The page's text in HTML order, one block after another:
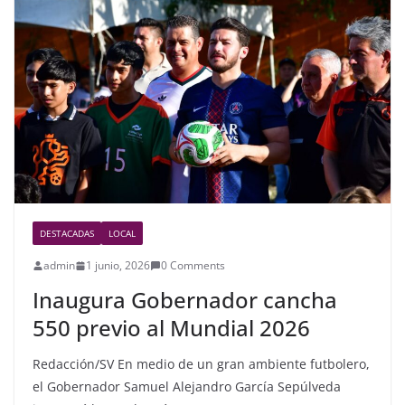
b
o
o
k
DESTACADAS LOCAL
admin 1 junio, 2026 0 Comments
Inaugura Gobernador cancha
550 previo al Mundial 2026
Redacción/SV En medio de un gran ambiente futbolero,
el Gobernador Samuel Alejandro García Sepúlveda